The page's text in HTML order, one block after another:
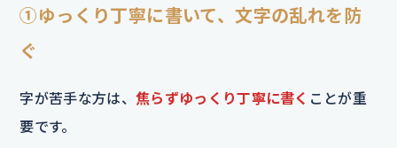
①ゆっくり丁寧に書いて、文字の乱れを防
ぐ
字が苦手な方は、 焦らずゆっくり丁寧に書く ことが重
要です。